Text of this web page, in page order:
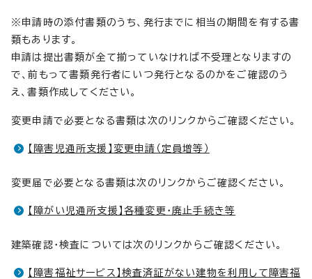
※申請時の添付書類のうち、発行までに相当の期間を有する書
類もあります。
申請は提出書類が全て揃っていなければ不受理となりますの
で、前もって書類発行者にいつ発行となるのかをご確認のう
え、書類作成してください。
変更申請で必要となる書類は次のリンクからご確認ください。
【障害児通所支援】変更申請（定員増等）
変更届で必要となる書類は次のリンクからご確認ください。
【障がい児通所支援】各種変更・廃止手続き等
建築確認・検査については次のリンクからご確認ください。
【障害福祉サービス】検査済証がない建物を利用して障害福